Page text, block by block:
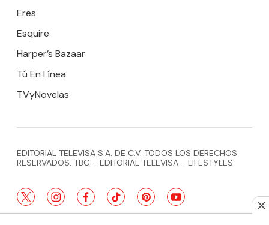
Eres
Esquire
Harper’s Bazaar
Tú En Línea
TVyNovelas
EDITORIAL TELEVISA S.A. DE C.V. TODOS LOS DERECHOS
RESERVADOS. TBG - EDITORIAL TELEVISA - LIFESTYLES
twitterinstagramfacebooktiktokpinterestyoutube